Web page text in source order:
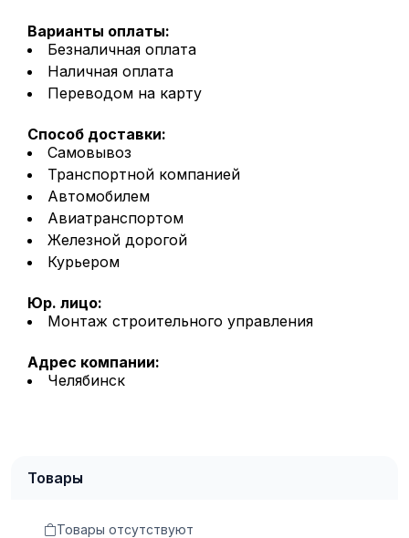
Варианты оплаты:
Безналичная оплата
Наличная оплата
Переводом на карту
Способ доставки:
Самовывоз
Транспортной компанией
Автомобилем
Авиатранспортом
Железной дорогой
Курьером
Юр. лицо:
Монтаж строительного управления
Адрес компании:
Челябинск
Товары
Товары отсутствуют